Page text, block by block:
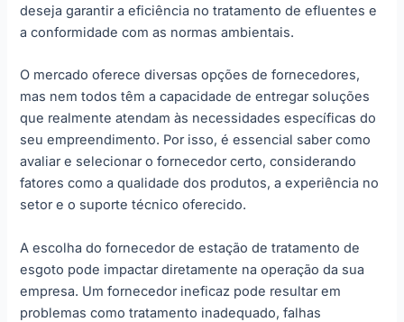
deseja garantir a eficiência no tratamento de efluentes e
a conformidade com as normas ambientais.
O mercado oferece diversas opções de fornecedores,
mas nem todos têm a capacidade de entregar soluções
que realmente atendam às necessidades específicas do
seu empreendimento. Por isso, é essencial saber como
avaliar e selecionar o fornecedor certo, considerando
fatores como a qualidade dos produtos, a experiência no
setor e o suporte técnico oferecido.
A escolha do fornecedor de estação de tratamento de
esgoto pode impactar diretamente na operação da sua
empresa. Um fornecedor ineficaz pode resultar em
problemas como tratamento inadequado, falhas